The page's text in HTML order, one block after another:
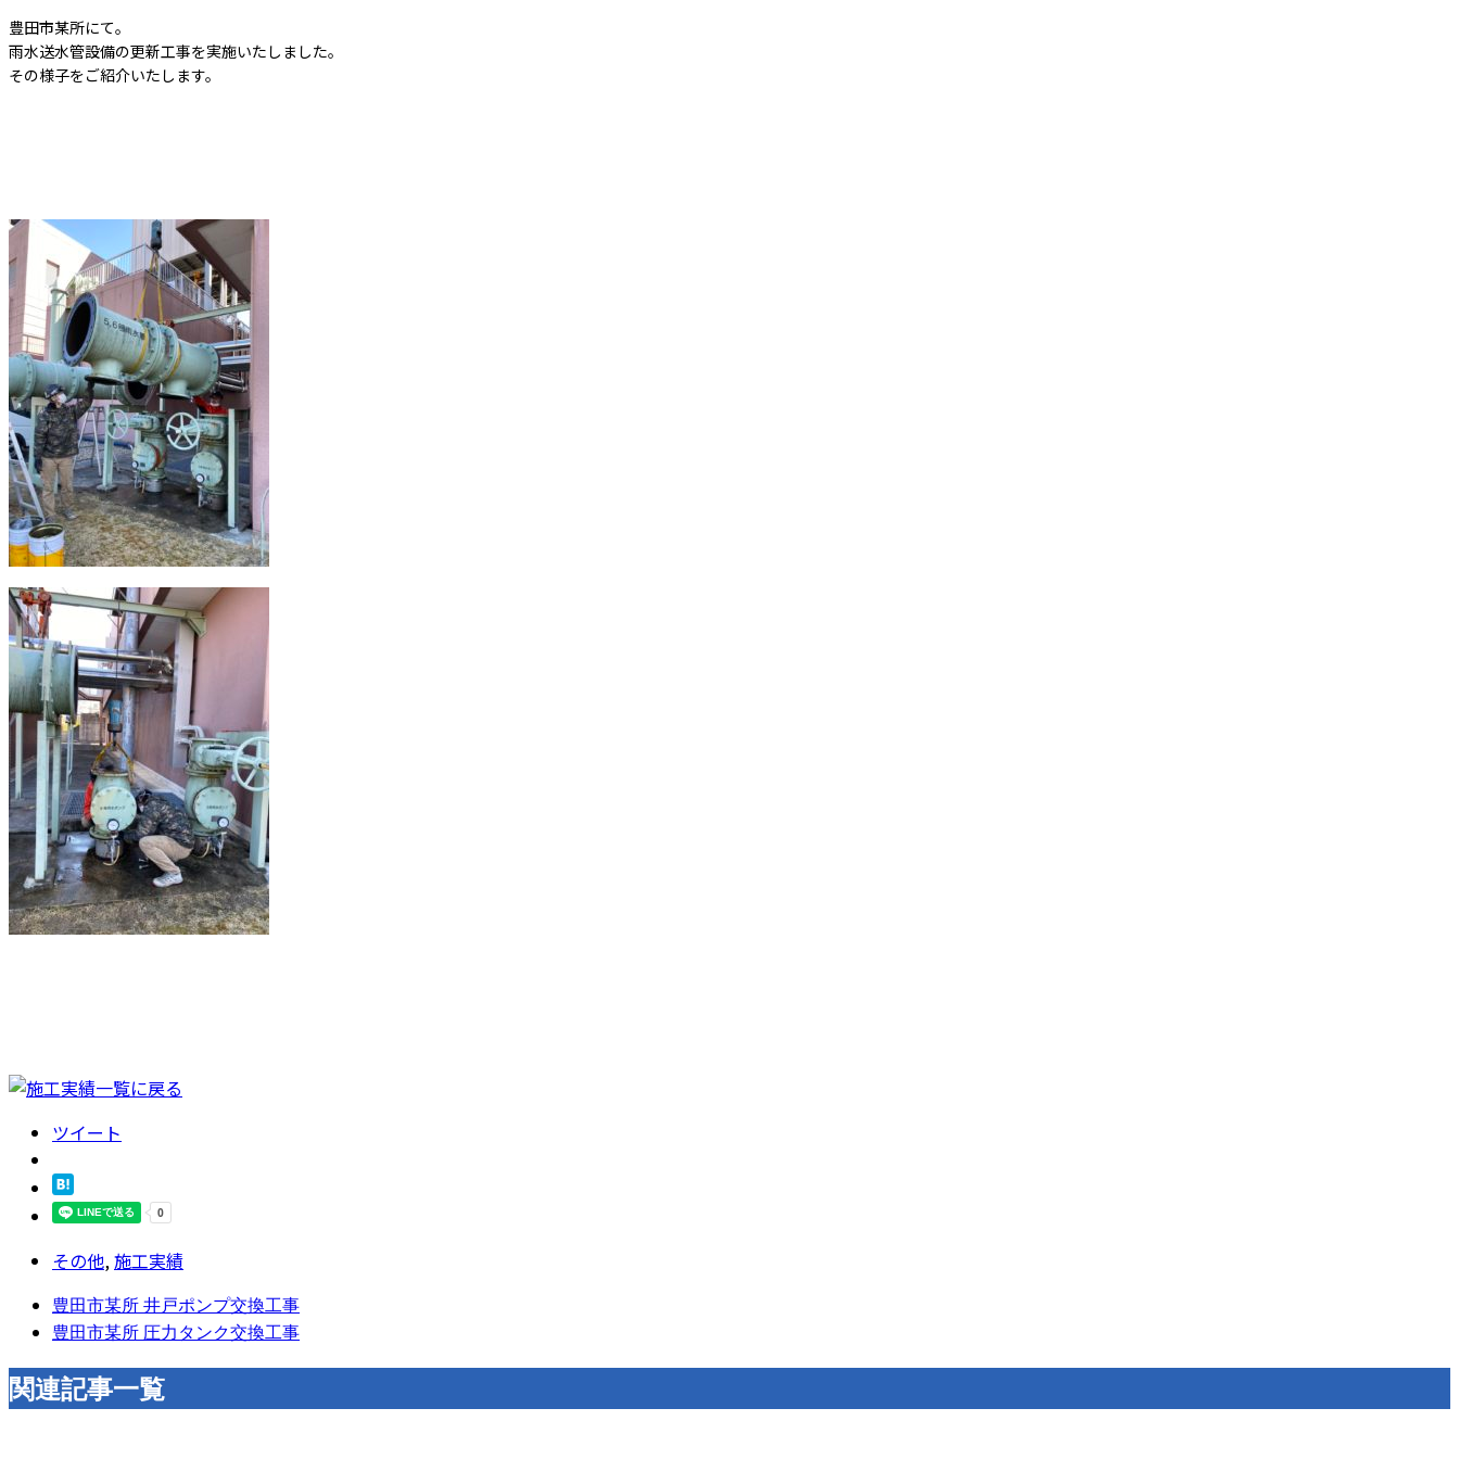
豊田市某所にて。
雨水送水管設備の更新工事を実施いたしました。
その様子をご紹介いたします。
ツイート
その他,施工実績
豊田市某所 井戸ポンプ交換工事
豊田市某所 圧力タンク交換工事
関連記事一覧